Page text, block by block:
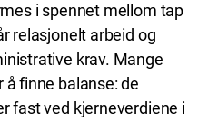
i spennet mellom tap
relasjonelt arbeid og
krav. Mange
finne balanse: de
fast ved kjerneverdiene i